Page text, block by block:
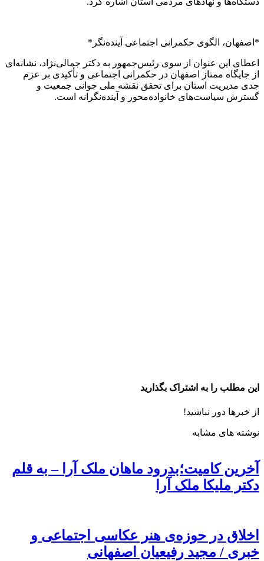
*اصفهان، الگوی حکمرانی اجتماعی آینده‌نگر*
اعطای این عنوان از سوی رئیس‌جمهور به دکتر جمالی‌نژاد، نشانه‌ای
از جایگاه ممتاز اصفهان در حکمرانی اجتماعی و تأکیدی بر عزم
جدی مدیریت استان برای تحقق نقشه ملی جوانی جمعیت و
گسترش سیاست‌های خانواده‌محور و آینده‌نگرانه است.
این مطلب را به اشتراک بگذارید
از خبرها دور نباشید!
نوشته های مشابه
آخرین کامیت؛بدرود ماهان ملک آرا – به قلم
دکتر ملیکا ملک آرا
اخلاق در حوزه‌ی هنر عکاسی اجتماعی و
خبری / مجید رفیعیان اصفهانی